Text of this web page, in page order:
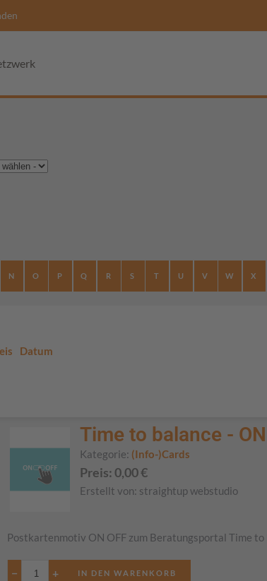
N O P Q R S T U V W X
Datum
Time to balance -
Kategorie: (Info-)Cards
Preis: 0,00€
Erstellt von: straightup webstudio
Postkartenmotiv ON OFF zum Beratungsportal Time to
− +